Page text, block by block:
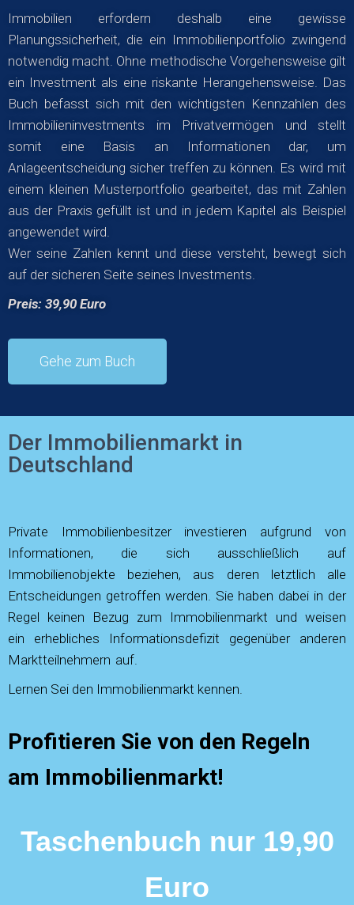
Immobilien erfordern deshalb eine gewisse
Planungssicherheit, die ein Immobilienportfolio zwingend
notwendig macht. Ohne methodische Vorgehensweise gilt
ein Investment als eine riskante Herangehensweise. Das
Buch befasst sich mit den wichtigsten Kennzahlen des
Immobilieninvestments im Privatvermögen und stellt
somit eine Basis an Informationen dar, um
Anlageentscheidung sicher treffen zu können. Es wird mit
einem kleinen Musterportfolio gearbeitet, das mit Zahlen
aus der Praxis gefüllt ist und in jedem Kapitel als Beispiel
angewendet wird.
Wer seine Zahlen kennt und diese versteht, bewegt sich
auf der sicheren Seite seines Investments.
Preis: 39,90 Euro
Gehe zum Buch
Der Immobilienmarkt in
Deutschland
Private Immobilienbesitzer investieren aufgrund von
Informationen, die sich ausschließlich auf
Immobilienobjekte beziehen, aus deren letztlich alle
Entscheidungen getroffen werden. Sie haben dabei in der
Regel keinen Bezug zum Immobilienmarkt und weisen
ein erhebliches Informationsdefizit gegenüber anderen
Marktteilnehmern auf.
Lernen Sei den Immobilienmarkt kennen.
Profitieren Sie von den Regeln
am Immobilienmarkt!
Taschenbuch nur 19,90
Euro